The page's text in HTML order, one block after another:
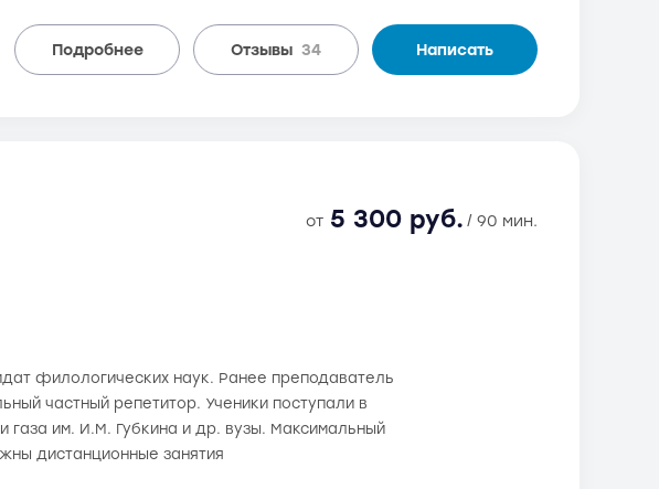
Подробнее Отзывы 34 Написать
от 5 300 руб. / 90 мин.
филологических наук. Ранее преподаватель
частный репетитор. Ученики поступали в
им. И.М. Губкина и др. вузы. Максимальный
дистанционные занятия